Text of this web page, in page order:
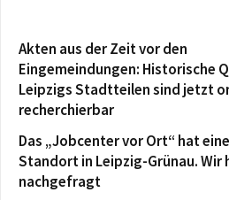
Akten aus der Zeit vor den
Eingemeindungen: Historische
Leipzigs Stadtteilen sind jetzt
recherchierbar
Das „Jobcenter vor Ort“ hat
Standort in Leipzig-Grünau. Wir
nachgefragt